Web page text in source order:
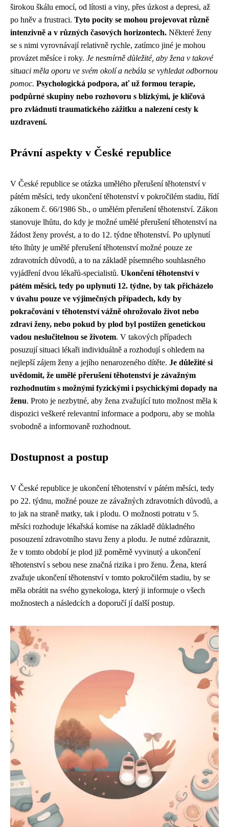
širokou škálu emocí, od lítosti a viny, přes úzkost a depresi, až
po hněv a frustraci. Tyto pocity se mohou projevovat různě
intenzivně a v různých časových horizontech. Některé ženy
se s nimi vyrovnávají relativně rychle, zatímco jiné je mohou
provázet měsíce i roky. Je nesmírně důležité, aby žena v takové
situaci měla oporu ve svém okolí a nebála se vyhledat odbornou
pomoc. Psychologická podpora, ať už formou terapie,
podpůrné skupiny nebo rozhovoru s blízkými, je klíčová
pro zvládnutí traumatického zážitku a nalezení cesty k
uzdravení.
Právní aspekty v České republice
V České republice se otázka umělého přerušení těhotenství v
pátém měsíci, tedy ukončení těhotenství v pokročilém stadiu, řídí
zákonem č. 66/1986 Sb., o umělém přerušení těhotenství. Zákon
stanovuje lhůtu, do kdy je možné umělé přerušení těhotenství na
žádost ženy provést, a to do 12. týdne těhotenství. Po uplynutí
této lhůty je umělé přerušení těhotenství možné pouze ze
zdravotních důvodů, a to na základě písemného souhlasného
vyjádření dvou lékařů-specialistů. Ukončení těhotenství v
pátém měsíci, tedy po uplynutí 12. týdne, by tak přicházelo
v úvahu pouze ve výjimečných případech, kdy by
pokračování v těhotenství vážně ohrožovalo život nebo
zdraví ženy, nebo pokud by plod byl postižen genetickou
vadou neslučitelnou se životem. V takových případech
posuzují situaci lékaři individuálně a rozhodují s ohledem na
nejlepší zájem ženy a jejího nenarozeného dítěte. Je důležité si
uvědomit, že umělé přerušení těhotenství je závažným
rozhodnutím s možnými fyzickými i psychickými dopady na
ženu. Proto je nezbytné, aby žena zvažující tuto možnost měla k
dispozici veškeré relevantní informace a podporu, aby se mohla
svobodně a informovaně rozhodnout.
Dostupnost a postup
V České republice je ukončení těhotenství v pátém měsíci, tedy
po 22. týdnu, možné pouze ze závažných zdravotních důvodů, a
to jak na straně matky, tak i plodu. O možnosti potratu v 5.
měsíci rozhoduje lékařská komise na základě důkladného
posouzení zdravotního stavu ženy a plodu. Je nutné zdůraznit,
že v tomto období je plod již poměrně vyvinutý a ukončení
těhotenství s sebou nese značná rizika i pro ženu. Žena, která
zvažuje ukončení těhotenství v tomto pokročilém stadiu, by se
měla obrátit na svého gynekologa, který ji informuje o všech
možnostech a následcích a doporučí jí další postup.